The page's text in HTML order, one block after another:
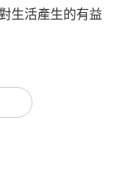
帶來一些快
的重要，他們
關懷和甜蜜的
的純素自焙甜
，因為家常菜
生活產生的有益
12